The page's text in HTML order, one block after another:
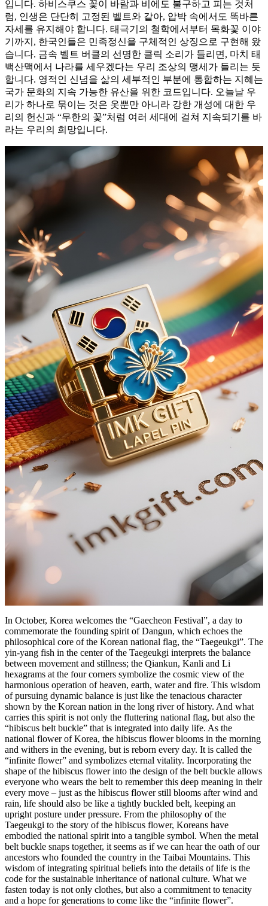
입니다. 하비스쿠스 꽃이 바람과 비에도 불구하고 피는 것처
럼, 인생은 단단히 고정된 벨트와 같아, 압박 속에서도 똑바른
자세를 유지해야 합니다. 태극기의 철학에서부터 목화꽃 이야
기까지, 한국인들은 민족정신을 구체적인 상징으로 구현해 왔
습니다. 금속 벨트 버클의 선명한 클릭 소리가 들리면, 마치 태
백산맥에서 나라를 세우겠다는 우리 조상의 맹세가 들리는 듯
합니다. 영적인 신념을 삶의 세부적인 부분에 통합하는 지혜는
국가 문화의 지속 가능한 유산을 위한 코드입니다. 오늘날 우
리가 하나로 묶이는 것은 옷뿐만 아니라 강한 개성에 대한 우
리의 헌신과 “무한의 꽃”처럼 여러 세대에 걸쳐 지속되기를 바
라는 우리의 희망입니다.
In October, Korea welcomes the “Gaecheon Festival”, a day to
commemorate the founding spirit of Dangun, which echoes the
philosophical core of the Korean national flag, the “Taegeukgi”. The
yin-yang fish in the center of the Taegeukgi interprets the balance
between movement and stillness; the Qiankun, Kanli and Li
hexagrams at the four corners symbolize the cosmic view of the
harmonious operation of heaven, earth, water and fire. This wisdom
of pursuing dynamic balance is just like the tenacious character
shown by the Korean nation in the long river of history. And what
carries this spirit is not only the fluttering national flag, but also the
“hibiscus belt buckle” that is integrated into daily life. As the
national flower of Korea, the hibiscus flower blooms in the morning
and withers in the evening, but is reborn every day. It is called the
“infinite flower” and symbolizes eternal vitality. Incorporating the
shape of the hibiscus flower into the design of the belt buckle allows
everyone who wears the belt to remember this deep meaning in their
every move – just as the hibiscus flower still blooms after wind and
rain, life should also be like a tightly buckled belt, keeping an
upright posture under pressure. From the philosophy of the
Taegeukgi to the story of the hibiscus flower, Koreans have
embodied the national spirit into a tangible symbol. When the metal
belt buckle snaps together, it seems as if we can hear the oath of our
ancestors who founded the country in the Taibai Mountains. This
wisdom of integrating spiritual beliefs into the details of life is the
code for the sustainable inheritance of national culture. What we
fasten today is not only clothes, but also a commitment to tenacity
and a hope for generations to come like the “infinite flower”.